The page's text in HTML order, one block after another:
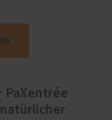
PaXentrée